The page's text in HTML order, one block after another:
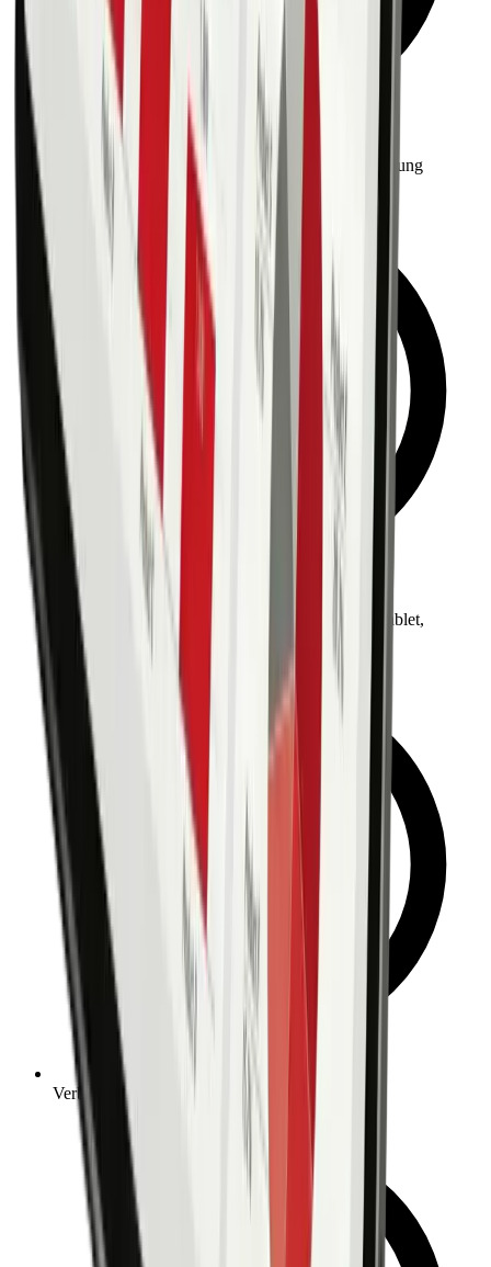
Einfache Bedienung & rasche Mitarbeitereinschulung
Webbasierend – auf allen Plattformen nutzbar (Tablet,
Desktop, Smartphone)
Verbesserung des Kundenerlebnisses